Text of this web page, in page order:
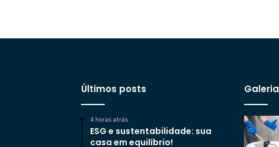
Últimos posts
4 horas atrás
ESG e sustentabilidade: sua
casa em equilíbrio!
Galeria